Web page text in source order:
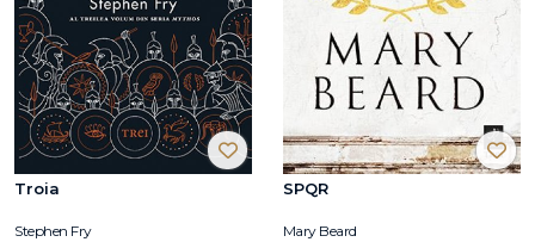
Troia
Stephen Fry
SPQR
Mary Beard